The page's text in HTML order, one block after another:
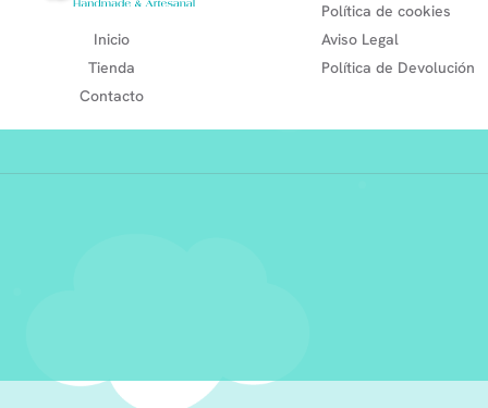
Inicio
Tienda
Contacto
Política de cookies
Aviso Legal
Política de Devolución